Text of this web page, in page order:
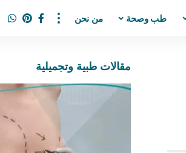
طب وصحة من نحن
مقالات طبية وتجميلية